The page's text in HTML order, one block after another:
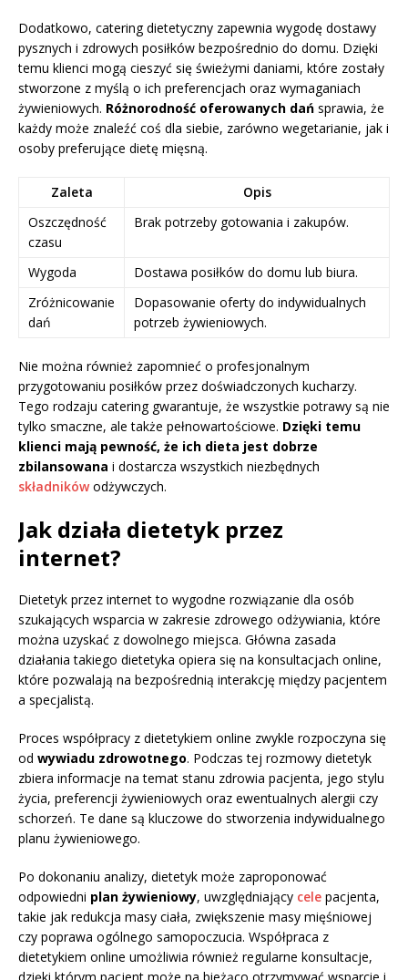
Dodatkowo, catering dietetyczny zapewnia wygodę dostawy
pysznych i zdrowych posiłków bezpośrednio do domu. Dzięki
temu klienci mogą cieszyć się świeżymi daniami, które zostały
stworzone z myślą o ich preferencjach oraz wymaganiach
żywieniowych. Różnorodność oferowanych dań sprawia, że
każdy może znaleźć coś dla siebie, zarówno wegetarianie, jak i
osoby preferujące dietę mięsną.
Zaleta
Opis
Oszczędność
czasu
Brak potrzeby gotowania i zakupów.
Wygoda
Dostawa posiłków do domu lub biura.
Zróżnicowanie
dań
Dopasowanie oferty do indywidualnych
potrzeb żywieniowych.
Nie można również zapomnieć o profesjonalnym
przygotowaniu posiłków przez doświadczonych kucharzy.
Tego rodzaju catering gwarantuje, że wszystkie potrawy są nie
tylko smaczne, ale także pełnowartościowe. Dzięki temu
klienci mają pewność, że ich dieta jest dobrze
zbilansowana i dostarcza wszystkich niezbędnych
składnikówodżywczych.
Jak działa dietetyk przez
internet?
Dietetyk przez internet to wygodne rozwiązanie dla osób
szukających wsparcia w zakresie zdrowego odżywiania, które
można uzyskać z dowolnego miejsca. Główna zasada
działania takiego dietetyka opiera się na konsultacjach online,
które pozwalają na bezpośrednią interakcję między pacjentem
a specjalistą.
Proces współpracy z dietetykiem online zwykle rozpoczyna się
od wywiadu zdrowotnego. Podczas tej rozmowy dietetyk
zbiera informacje na temat stanu zdrowia pacjenta, jego stylu
życia, preferencji żywieniowych oraz ewentualnych alergii czy
schorzeń. Te dane są kluczowe do stworzenia indywidualnego
planu żywieniowego.
Po dokonaniu analizy, dietetyk może zaproponować
odpowiedni plan żywieniowy, uwzględniający cele pacjenta,
takie jak redukcja masy ciała, zwiększenie masy mięśniowej
czy poprawa ogólnego samopoczucia. Współpraca z
dietetykiem online umożliwia również regularne konsultacje,